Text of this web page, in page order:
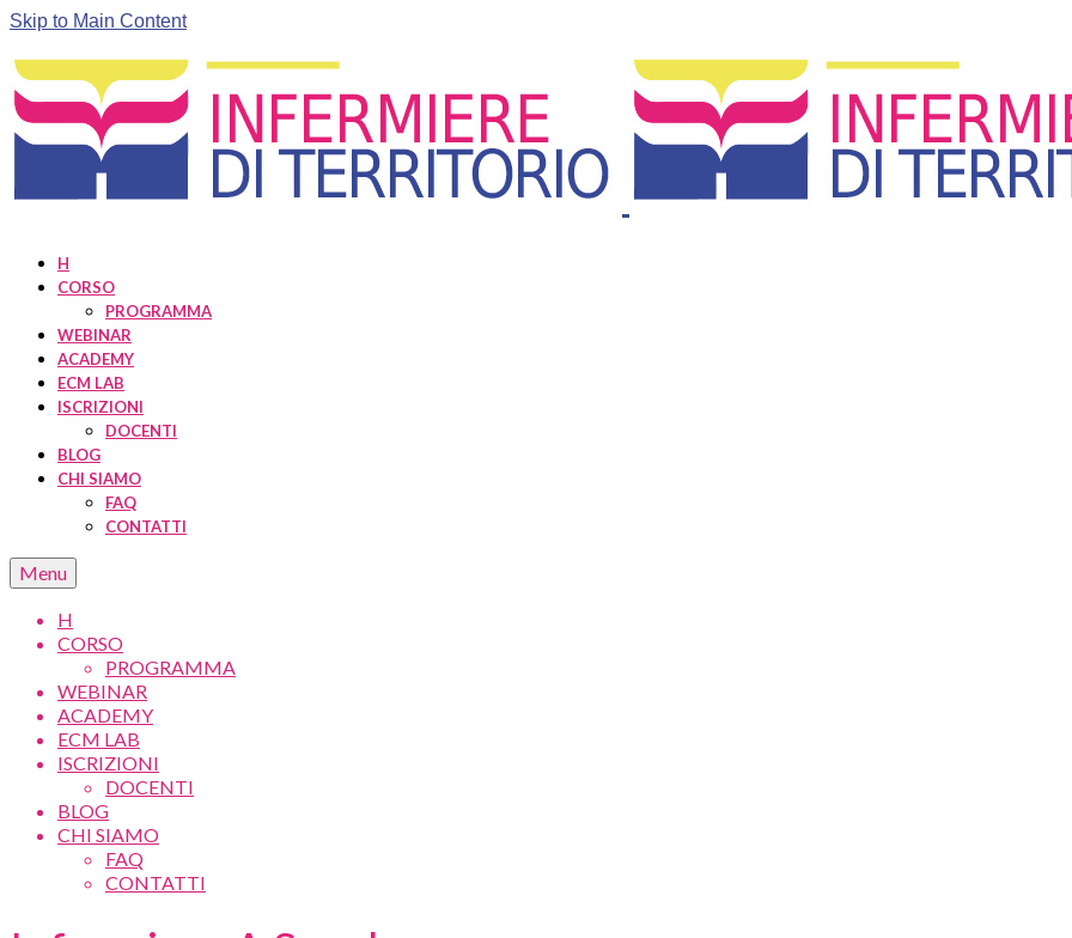
Skip to Main Content
H
CORSO
PROGRAMMA
WEBINAR
ACADEMY
ECM LAB
ISCRIZIONI
DOCENTI
BLOG
CHI SIAMO
FAQ
CONTATTI
Menu
H
CORSO
PROGRAMMA
WEBINAR
ACADEMY
ECM LAB
ISCRIZIONI
DOCENTI
BLOG
CHI SIAMO
FAQ
CONTATTI